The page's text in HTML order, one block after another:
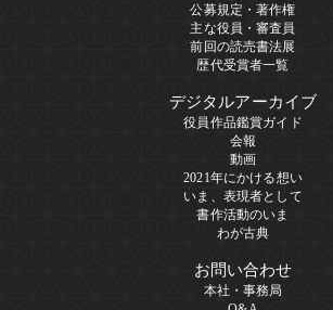
公募規定・著作権
主な役員・審査員
前回の読売書法展
歴代受賞者一覧
デジタルアーカイブ
役員作品鑑賞ガイド
会報
動画
2021年にかける想い
いま、表現者として
書作活動のいま
わが古典
お問い合わせ
本社・事務局